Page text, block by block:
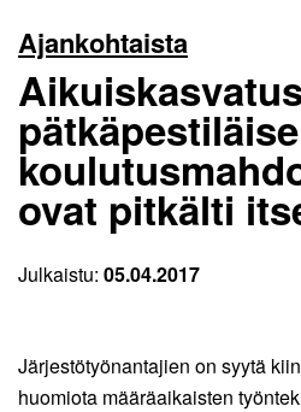
Ajankohtaista
ovat pitkälti
Julkaistu: 05.04.2017
Järjestötyönantajien on syytä
huomiota määräaikaisten